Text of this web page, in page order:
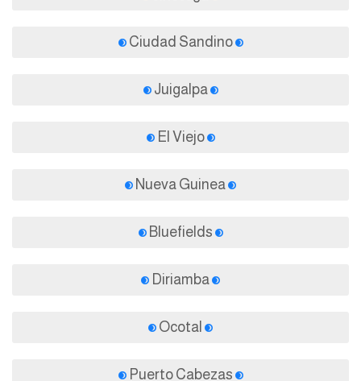
Ciudad Sandino
Juigalpa
El Viejo